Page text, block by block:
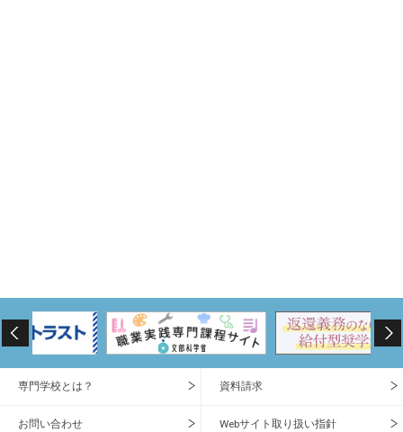
専門学校とは？ 資料請求
お問い合わせ Webサイト取り扱い指針